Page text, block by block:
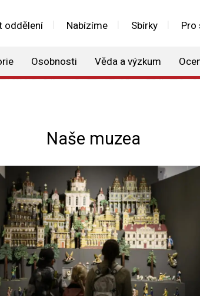
oddělení Nabízíme Sbírky Pro
Osobnosti Věda a výzkum
Naše muzea